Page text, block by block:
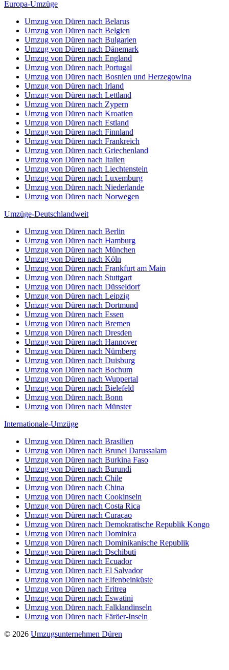
Europa-Umzüge
Umzug von Düren nach Belarus
Umzug von Düren nach Belgien
Umzug von Düren nach Bulgarien
Umzug von Düren nach Dänemark
Umzug von Düren nach England
Umzug von Düren nach Portugal
Umzug von Düren nach Bosnien und Herzegowina
Umzug von Düren nach Irland
Umzug von Düren nach Lettland
Umzug von Düren nach Zypern
Umzug von Düren nach Kroatien
Umzug von Düren nach Estland
Umzug von Düren nach Finnland
Umzug von Düren nach Frankreich
Umzug von Düren nach Griechenland
Umzug von Düren nach Italien
Umzug von Düren nach Liechtenstein
Umzug von Düren nach Luxemburg
Umzug von Düren nach Niederlande
Umzug von Düren nach Norwegen
Umzüge-Deutschlandweit
Umzug von Düren nach Berlin
Umzug von Düren nach Hamburg
Umzug von Düren nach München
Umzug von Düren nach Köln
Umzug von Düren nach Frankfurt am Main
Umzug von Düren nach Stuttgart
Umzug von Düren nach Düsseldorf
Umzug von Düren nach Leipzig
Umzug von Düren nach Dortmund
Umzug von Düren nach Essen
Umzug von Düren nach Bremen
Umzug von Düren nach Dresden
Umzug von Düren nach Hannover
Umzug von Düren nach Nürnberg
Umzug von Düren nach Duisburg
Umzug von Düren nach Bochum
Umzug von Düren nach Wuppertal
Umzug von Düren nach Bielefeld
Umzug von Düren nach Bonn
Umzug von Düren nach Münster
Internationale-Umzüge
Umzug von Düren nach Brasilien
Umzug von Düren nach Brunei Darussalam
Umzug von Düren nach Burkina Faso
Umzug von Düren nach Burundi
Umzug von Düren nach Chile
Umzug von Düren nach China
Umzug von Düren nach Cookinseln
Umzug von Düren nach Costa Rica
Umzug von Düren nach Curaçao
Umzug von Düren nach Demokratische Republik Kongo
Umzug von Düren nach Dominica
Umzug von Düren nach Dominikanische Republik
Umzug von Düren nach Dschibuti
Umzug von Düren nach Ecuador
Umzug von Düren nach El Salvador
Umzug von Düren nach Elfenbeinküste
Umzug von Düren nach Eritrea
Umzug von Düren nach Eswatini
Umzug von Düren nach Falklandinseln
Umzug von Düren nach Färöer-Inseln
© 2026 Umzugsunternehmen Düren